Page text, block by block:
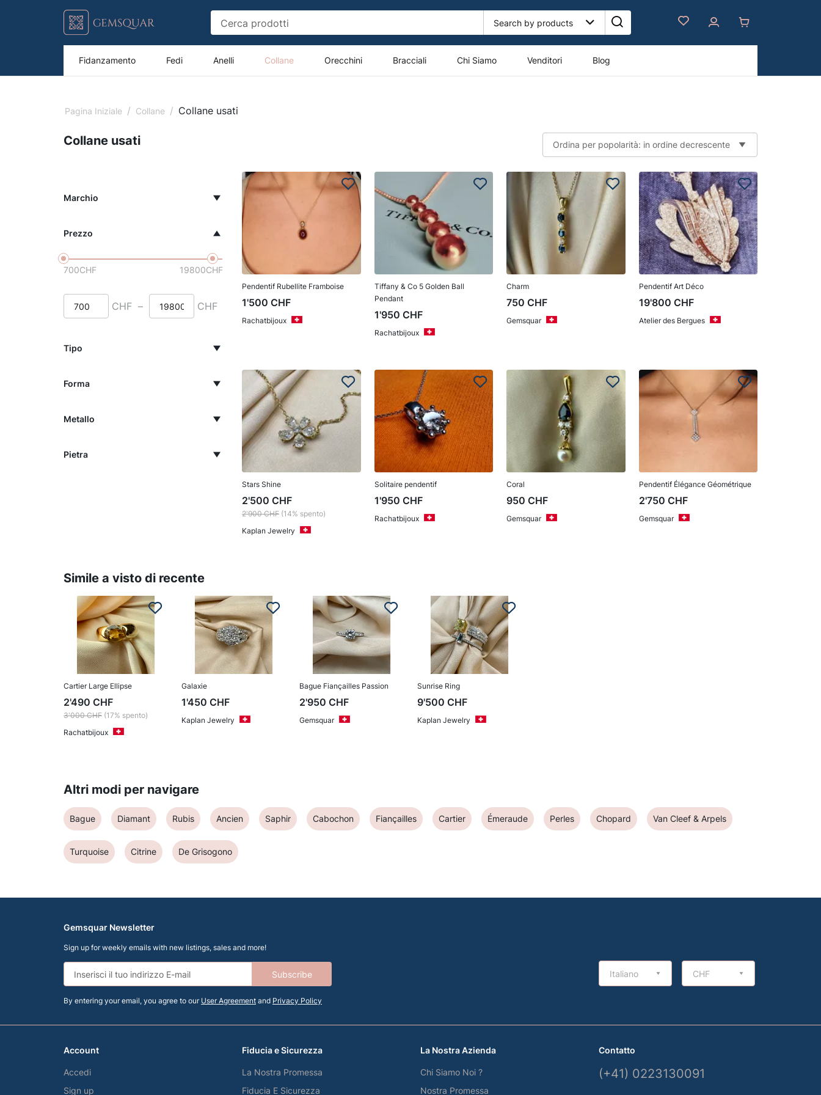
Fidanzamento Fedi Anelli Collane Orecchini Bracciali Chi Siamo Venditori Blog
Pagina Iniziale / Collane / Collane usati
Collane usati
Marchio
Prezzo
700CHF 19800CHF
CHF – CHF
Tipo
Forma
Metallo
Pietra
Ordina per popolarità: in ordine decrescente
Pendentif Rubellite Framboise
1'500 CHF
Rachatbijoux
Tiffany & Co 5 Golden Ball
Pendant
1'950 CHF
Rachatbijoux
Charm
750 CHF
Gemsquar
Pendentif Art Déco
19'800 CHF
Atelier des Bergues
Stars Shine
2'500 CHF
2'900 CHF (14% spento)
Kaplan Jewelry
Solitaire pendentif
1'950 CHF
Rachatbijoux
Coral
950 CHF
Gemsquar
Pendentif Élégance Géométrique
2'750 CHF
Gemsquar
Simile a visto di recente
Cartier Large Ellipse
2'490 CHF
3'000 CHF (17% spento)
Rachatbijoux
Galaxie
1'450 CHF
Kaplan Jewelry
Bague Fiançailles Passion
2'950 CHF
Gemsquar
Sunrise Ring
9'500 CHF
Kaplan Jewelry
Altri modi per navigare
Bague Diamant Rubis Ancien Saphir Cabochon Fiançailles Cartier Émeraude Perles Chopard Van Cleef & Arpels
Turquoise Citrine De Grisogono
Gemsquar Newsletter
Sign up for weekly emails with new listings, sales and more!
Subscribe
By entering your email, you agree to our User Agreement and Privacy Policy
Italiano CHF
Account
Accedi
Sign up
Fiducia e Sicurezza
La Nostra Promessa
Fiducia E Sicurezza
La Nostra Azienda
Chi Siamo Noi ?
Nostra Promessa
Contatto
(+41) 0223130091